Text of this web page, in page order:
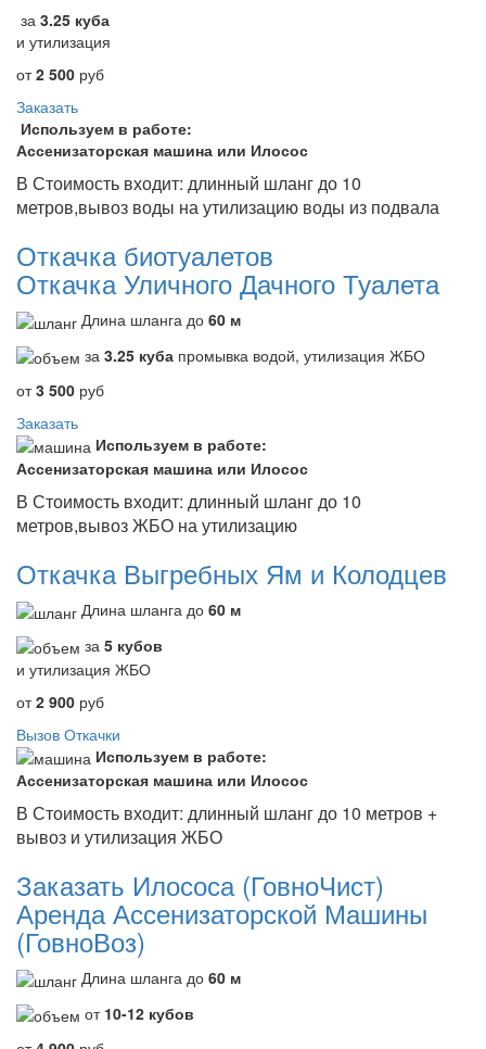
за 3.25 куба
и утилизация
от2 500 руб
Заказать
Используем в работе:
Ассенизаторская машина или Илосос
В Стоимость входит: длинный шланг до 10
метров,вывоз воды на утилизацию воды из подвала
Откачка биотуалетов
Откачка Уличного Дачного Туалета
Длина шланга до 60 м
за 3.25 куба промывка водой, утилизация ЖБО
от3 500 руб
Заказать
Используем в работе:
Ассенизаторская машина или Илосос
В Стоимость входит: длинный шланг до 10
метров,вывоз ЖБО на утилизацию
Откачка Выгребных Ям и Колодцев
Длина шланга до 60 м
за 5 кубов
и утилизация ЖБО
от2 900 руб
Вызов Откачки
Используем в работе:
Ассенизаторская машина или Илосос
В Стоимость входит: длинный шланг до 10 метров +
вывоз и утилизация ЖБО
Заказать Илососа (ГовноЧист)
Аренда Ассенизаторской Машины
(ГовноВоз)
Длина шланга до 60 м
от 10-12 кубов